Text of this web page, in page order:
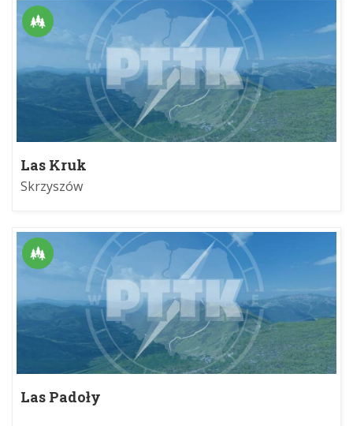
Las Kruk
Skrzyszów
Las Padoły